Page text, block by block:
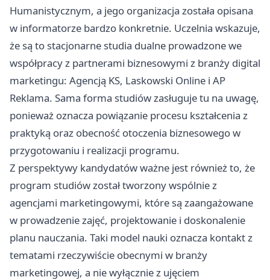
Humanistycznym, a jego organizacja została opisana
w informatorze bardzo konkretnie. Uczelnia wskazuje,
że są to stacjonarne studia dualne prowadzone we
współpracy z partnerami biznesowymi z branży digital
marketingu: Agencją KS, Laskowski Online i AP
Reklama. Sama forma studiów zasługuje tu na uwagę,
ponieważ oznacza powiązanie procesu kształcenia z
praktyką oraz obecność otoczenia biznesowego w
przygotowaniu i realizacji programu.
Z perspektywy kandydatów ważne jest również to, że
program studiów został tworzony wspólnie z
agencjami marketingowymi, które są zaangażowane
w prowadzenie zajęć, projektowanie i doskonalenie
planu nauczania. Taki model nauki oznacza kontakt z
tematami rzeczywiście obecnymi w branży
marketingowej, a nie wyłącznie z ujęciem